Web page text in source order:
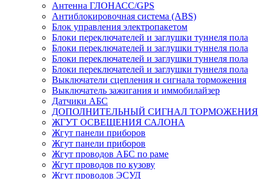
Антенна ГЛОНАСС/GPS
Антиблокировочная система (ABS)
Блок управления электропакетом
Блоки переключателей и заглушки туннеля пола
Блоки переключателей и заглушки туннеля пола
Блоки переключателей и заглушки туннеля пола
Блоки переключателей и заглушки туннеля пола
Выключатели сцепления и сигнала торможения
Выключатель зажигания и иммобилайзер
Датчики АБС
ДОПОЛНИТЕЛЬНЫЙ СИГНАЛ ТОРМОЖЕНИЯ
ЖГУТ ОСВЕЩЕНИЯ САЛОНА
Жгут панели приборов
Жгут панели приборов
Жгут проводов АБС по раме
Жгут проводов по кузову
Жгут проводов ЭСУД